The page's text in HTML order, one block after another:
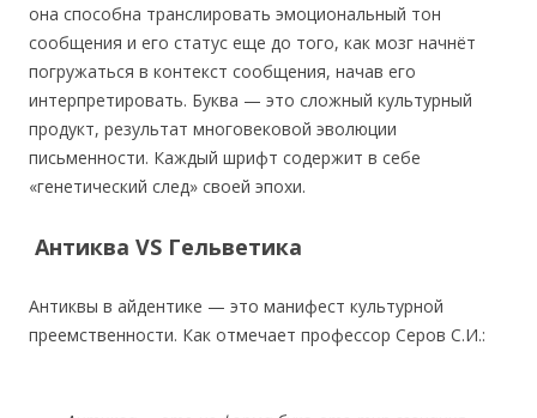
она способна транслировать эмоциональный тон
сообщения и его статус еще до того, как мозг начнёт
погружаться в контекст сообщения, начав его
интерпретировать. Буква — это сложный культурный
продукт, результат многовековой эволюции
письменности. Каждый шрифт содержит в себе
«генетический след» своей эпохи.
Антиква VS Гельветика
Антиквы в айдентике — это манифест культурной
преемственности. Как отмечает профессор Серов С.И.: